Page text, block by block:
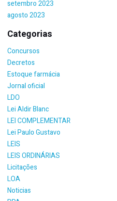
setembro 2023
agosto 2023
Categorias
Concursos
Decretos
Estoque farmácia
Jornal oficial
LDO
Lei Aldir Blanc
LEI COMPLEMENTAR
Lei Paulo Gustavo
LEIS
LEIS ORDINÁRIAS
Licitações
LOA
Noticias